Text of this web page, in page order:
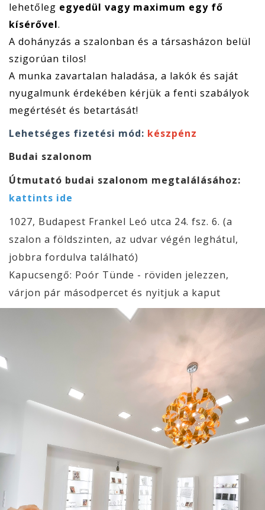
lehetőleg egyedül vagy maximum egy fő
kísérővel.
A dohányzás a szalonban és a társasházon belül
szigorúan tilos!
A munka zavartalan haladása, a lakók és saját
nyugalmunk érdekében kérjük a fenti szabályok
megértését és betartását!
Lehetséges fizetési mód: készpénz
Budai szalonom
Útmutató budai szalonom megtalálásához:
kattints ide
1027, Budapest Frankel Leó utca 24. fsz. 6. (a
szalon a földszinten, az udvar végén leghátul,
jobbra fordulva található)
Kapucsengő: Poór Tünde - röviden jelezzen,
várjon pár másodpercet és nyitjuk a kaput